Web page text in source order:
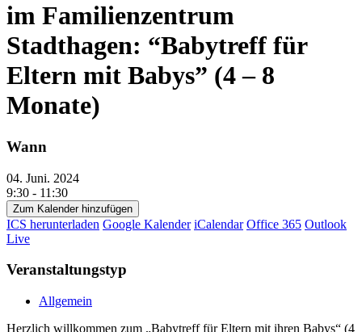
im Familienzentrum
Stadthagen: “Babytreff für
Eltern mit Babys” (4 – 8
Monate)
Wann
04. Juni. 2024
9:30 - 11:30
Zum Kalender hinzufügen
ICS herunterladen Google Kalender iCalendar Office 365 Outlook
Live
Veranstaltungstyp
Allgemein
Herzlich willkommen zum „Babytreff für Eltern mit ihren Babys“ (4